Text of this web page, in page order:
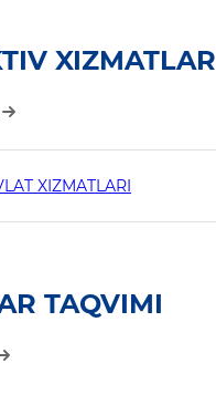
XIZMATLAR
XIZMATLARI
TAQVIMI